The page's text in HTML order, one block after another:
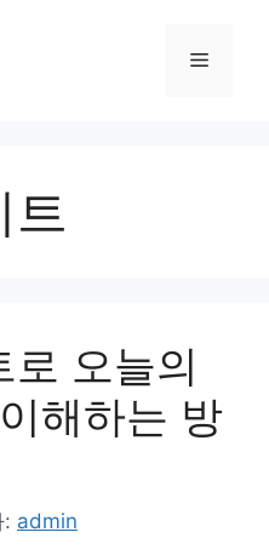
메
트
로 오늘의
해하는 방
: admin